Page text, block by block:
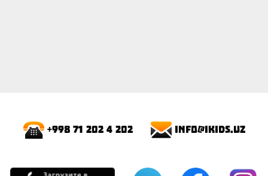
+998 71 202 4 202 info@ikids.uz